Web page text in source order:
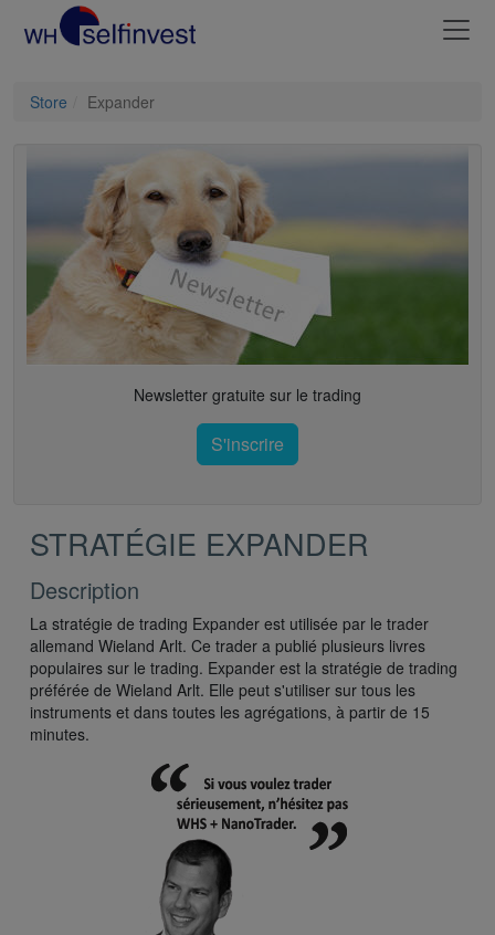
Store Expander
Newsletter gratuite sur le trading
S'inscrire
STRATÉGIE EXPANDER
Description
La stratégie de trading Expander est utilisée par le trader
allemand Wieland Arlt. Ce trader a publié plusieurs livres
populaires sur le trading. Expander est la stratégie de trading
préférée de Wieland Arlt. Elle peut s'utiliser sur tous les
instruments et dans toutes les agrégations, à partir de 15
minutes.